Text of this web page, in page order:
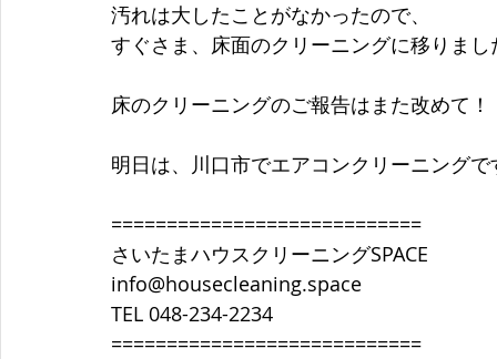
汚れは大したことがなかったので、
すぐさま、床面のクリーニングに移りまし
床のクリーニングのご報告はまた改めて！
明日は、川口市でエアコンクリーニングで
============================
さいたまハウスクリーニングSPACE
info@housecleaning.space
TEL 048-234-2234
============================